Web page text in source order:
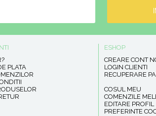
PLATA
ESHOP
CREARE CONT
LOGIN CLIENTI
RECUPERARE
COSUL MEU
COMENZILE
EDITARE PROFIL
PREFERINTE